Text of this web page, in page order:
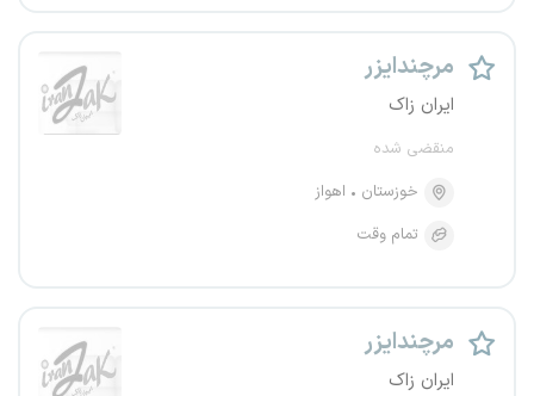
مرچندایزر
ایران زاک
منقضی شده
خوزستان
اهواز
تمام وقت
مرچندایزر
ایران زاک